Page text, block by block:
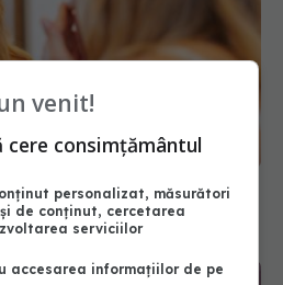
cum faci diferența
alegi
venit!
cere consimțământul
personalizat, măsurători
de conținut, cercetarea
serviciilor
accesarea informațiilor de pe